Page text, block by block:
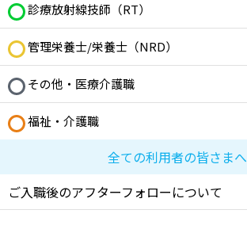
診療放射線技師（RT）
管理栄養士/栄養士（NRD）
その他・医療介護職
福祉・介護職
全ての利用者の皆さまへ
ご入職後のアフターフォローについて